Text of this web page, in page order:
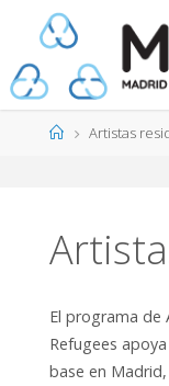
contenido
PáginaArtistas
El programa de
Refugees
base en